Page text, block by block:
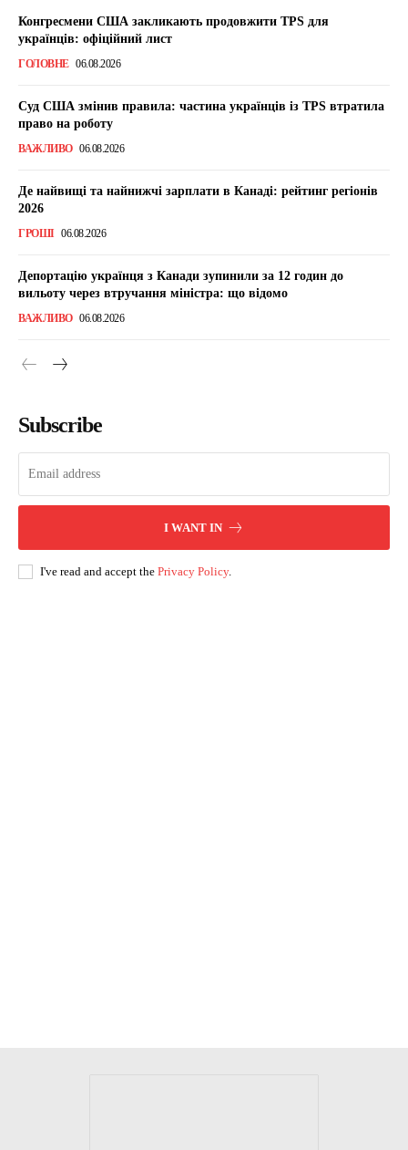
Конгресмени США закликають продовжити TPS для
українців: офіційний лист
ГОЛОВНЕ 06.08.2026
Суд США змінив правила: частина українців із TPS втратила
право на роботу
ВАЖЛИВО 06.08.2026
Де найвищі та найнижчі зарплати в Канаді: рейтинг регіонів
2026
ГРОШІ 06.08.2026
Депортацію українця з Канади зупинили за 12 годин до
вильоту через втручання міністра: що відомо
ВАЖЛИВО 06.08.2026
Subscribe
I WANT IN
I've read and accept the Privacy Policy.